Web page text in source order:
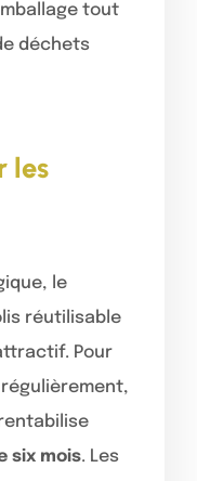
tout
déchets
les
le
réutilisable
Pour
six mois. Les